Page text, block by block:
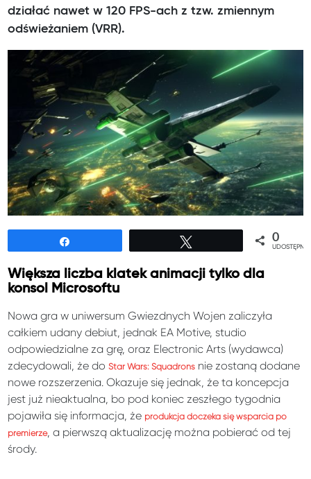
działać nawet w 120 FPS-ach z tzw. zmiennym
odświeżaniem (VRR).
0
Większa liczba klatek animacji tylko dla
konsol Microsoftu
Nowa gra w uniwersum Gwiezdnych Wojen zaliczyła
całkiem udany debiut, jednak EA Motive, studio
odpowiedzialne za grę, oraz Electronic Arts (wydawca)
zdecydowali, że doStar Wars: Squadrons nie zostaną dodane
nowe rozszerzenia. Okazuje się jednak, że ta koncepcja
jest już nieaktualna, bo pod koniec zeszłego tygodnia
pojawiła się informacja, że produkcja doczeka się wsparcia po
premierze, a pierwszą aktualizację można pobierać od tej
środy.